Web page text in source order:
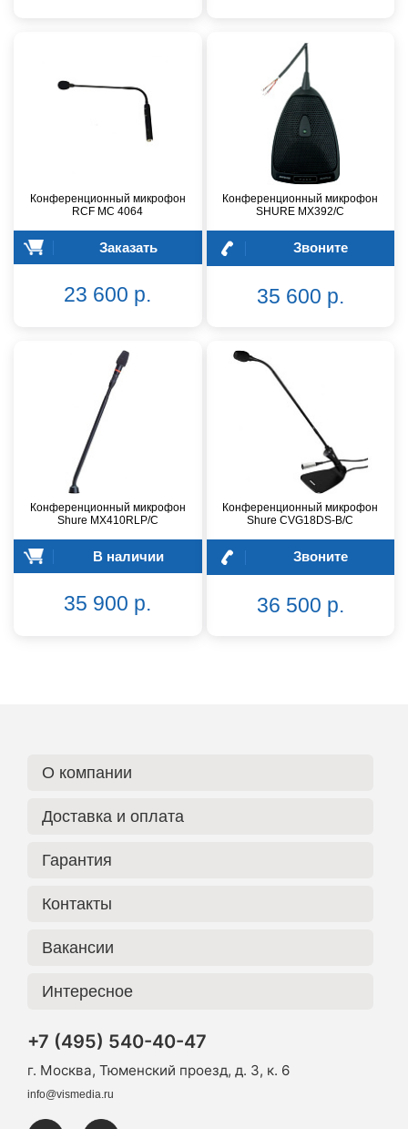
Конференционный микрофон
RCF MC 4064
Заказать
23 600 р.
Конференционный микрофон
SHURE MX392/C
Звоните
35 600 р.
Конференционный микрофон
Shure MX410RLP/C
В наличии
35 900 р.
Конференционный микрофон
Shure CVG18DS-B/C
Звоните
36 500 р.
О компании
Доставка и оплата
Гарантия
Контакты
Вакансии
Интересное
+7 (495) 540-40-47
г. Москва, Тюменский проезд, д. 3, к. 6
info@vismedia.ru